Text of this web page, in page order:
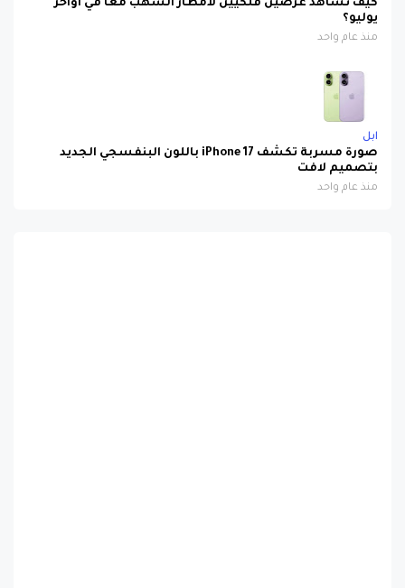
كيف تشاهد عرضين فلكيين لأمطار الشهب معاً في أواخر
يوليو؟
منذ عام واحد
ابل
صورة مسربة تكشف iPhone 17 باللون البنفسجي الجديد
بتصميم لافت
منذ عام واحد